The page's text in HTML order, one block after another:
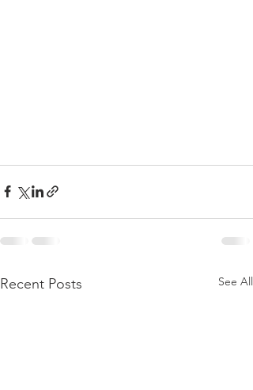
Recent Posts See All